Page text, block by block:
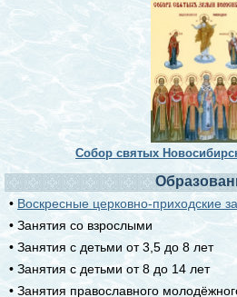
Собор святых
• Воскресные церковно-приходские
• Занятия со взрослыми
• Занятия с детьми от 3,5 до 8 лет
• Занятия с детьми от 8 до 14 лет
• Занятия православного